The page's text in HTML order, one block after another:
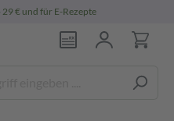
29 € und für E-Rezepte